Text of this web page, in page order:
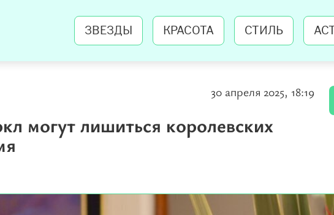
ЗВЕЗДЫ КРАСОТА СТИЛЬ
30 апреля 2025, 18:19
могут лишиться королевских